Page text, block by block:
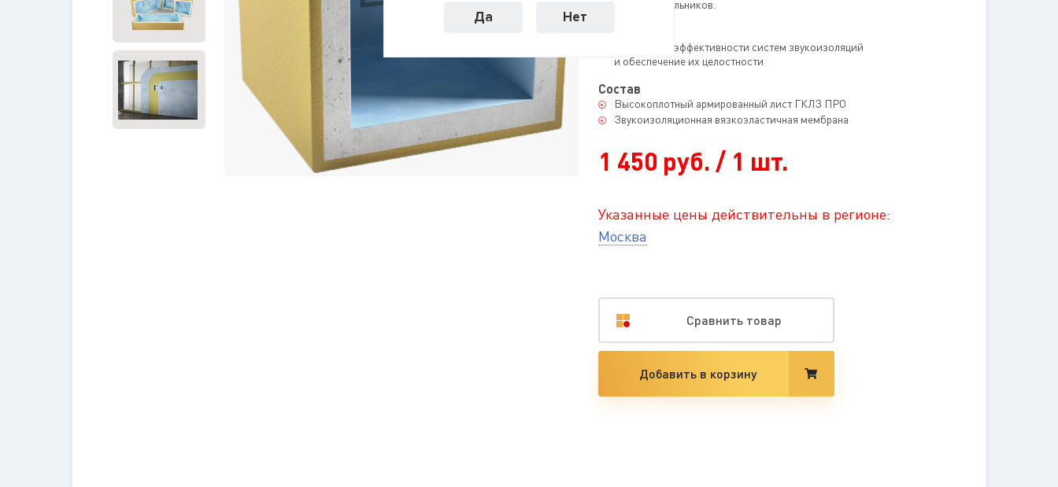
Да Нет
точечных светильников.
Увеличение эффективности систем звукоизоляций
и обеспечение их целостности
Состав
Высокоплотный армированный лист ГКЛЗ ПРО
Звукоизоляционная вязкоэластичная мембрана
1 450 руб. / 1 шт.
Указанные цены действительны в регионе:
Москва
Сравнить товар
Добавить в корзину